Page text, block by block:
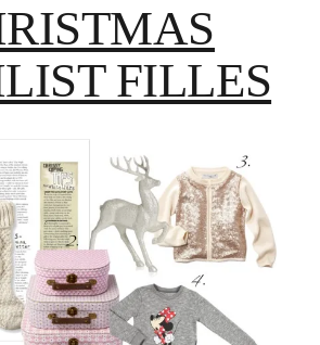
FILLES